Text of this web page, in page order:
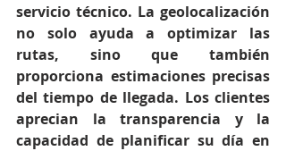
servicio técnico. La geolocalización
no solo ayuda a optimizar las
rutas, sino que también
proporciona estimaciones precisas
del tiempo de llegada. Los clientes
aprecian la transparencia y la
capacidad de planificar su día en